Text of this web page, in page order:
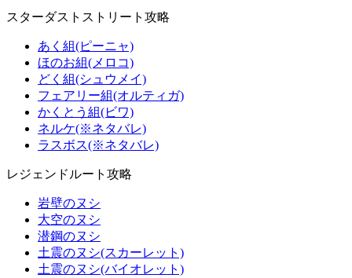
スターダストストリート攻略
あく組(ピーニャ)
ほのお組(メロコ)
どく組(シュウメイ)
フェアリー組(オルティガ)
かくとう組(ビワ)
ネルケ(※ネタバレ)
ラスボス(※ネタバレ)
レジェンドルート攻略
岩壁のヌシ
大空のヌシ
潜鋼のヌシ
土震のヌシ(スカーレット)
土震のヌシ(バイオレット)